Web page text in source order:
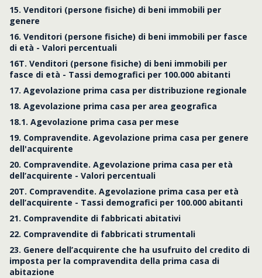
15. Venditori (persone fisiche) di beni immobili per
genere
16. Venditori (persone fisiche) di beni immobili per fasce
di età - Valori percentuali
16T. Venditori (persone fisiche) di beni immobili per
fasce di età - Tassi demografici per 100.000 abitanti
17. Agevolazione prima casa per distribuzione regionale
18. Agevolazione prima casa per area geografica
18.1. Agevolazione prima casa per mese
19. Compravendite. Agevolazione prima casa per genere
dell'acquirente
20. Compravendite. Agevolazione prima casa per età
dell’acquirente - Valori percentuali
20T. Compravendite. Agevolazione prima casa per età
dell’acquirente - Tassi demografici per 100.000 abitanti
21. Compravendite di fabbricati abitativi
22. Compravendite di fabbricati strumentali
23. Genere dell’acquirente che ha usufruito del credito di
imposta per la compravendita della prima casa di
abitazione